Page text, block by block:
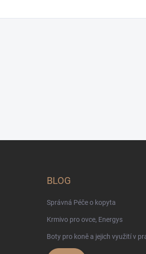
BLOG
Správná Péče o kopyta
Krmivo pro ovce, Energys
Boty pro koně a jejich využití v